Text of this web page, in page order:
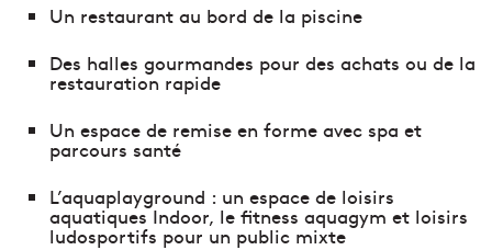
Un restaurant au bord de la piscine
Des halles gourmandes pour des achats ou de la
restauration rapide
Un espace de remise en forme avec spa et
parcours santé
L’aquaplayground : un espace de loisirs
aquatiques Indoor, le fitness aquagym et loisirs
ludosportifs pour un public mixte